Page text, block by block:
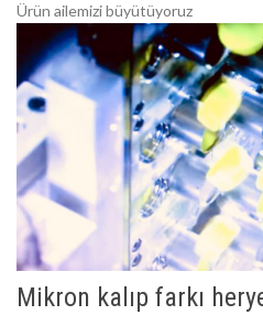
Ürün ailemizi büyütüyoruz
Mikron kalıp farkı